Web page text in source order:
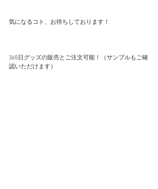
気になるコト、お待ちしております！
365日グッズの販売とご注文可能！（サンプルもご確
認いただけます）